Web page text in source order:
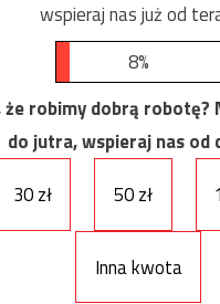
wspieraj nas już od
8%
że robimy dobrą robotę?
do jutra, wspieraj nas od
30 zł
50 zł
Inna kwota